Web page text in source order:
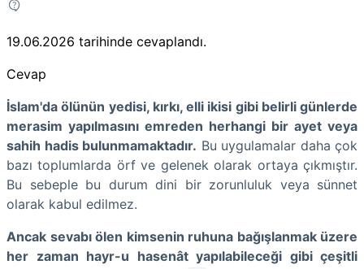
19.06.2026 tarihinde cevaplandı.
Cevap
İslam'da ölünün yedisi, kırkı, elli ikisi gibi belirli günlerde
merasim yapılmasını emreden herhangi bir ayet veya
sahih hadis bulunmamaktadır. Bu uygulamalar daha çok
bazı toplumlarda örf ve gelenek olarak ortaya çıkmıştır.
Bu sebeple bu durum dini bir zorunluluk veya sünnet
olarak kabul edilmez.
Ancak sevabı ölen kimsenin ruhuna bağışlanmak üzere
her zaman hayr-u hasenât yapılabileceği gibi çeşitli